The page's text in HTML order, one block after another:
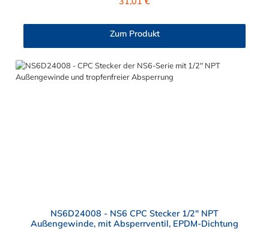
Das Verbindungsstück zur Kupplung, hat ein Außenmaß von ≈
Betriebstemperatur: 0 °C bis 71 °C Sie können diesen CPC
Stecker mit allen Kupplungen der CPC NS6-Serie kombinieren.
Zum Produkt
NS6D24008 - NS6 CPC Stecker 1/2" NPT
Außengewinde, mit Absperrventil, EPDM-Dichtung